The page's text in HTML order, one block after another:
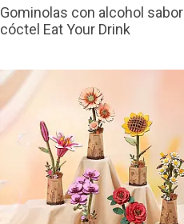
Gominolas con alcohol sabor
cóctel Eat Your Drink